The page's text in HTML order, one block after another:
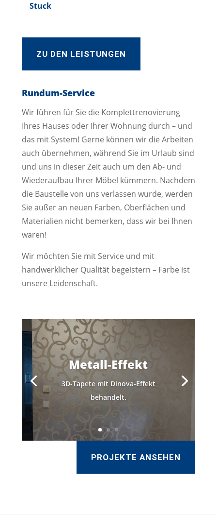
Stuck
ZU DEN LEISTUNGEN
Rundum-Service
Wir führen für Sie die Komplettrenovierung
Ihres Hauses oder Ihrer Wohnung durch – und
das mit System! Gerne können wir die Arbeiten
auch übernehmen, während Sie im Urlaub sind
und uns in dieser Zeit auch um den Ab- und
Wiederaufbau Ihrer Möbel kümmern. Nachdem
die Baustelle von uns verlassen wurde, werden
Sie außer an neuen Farben, Oberflächen und
Materialien nicht bemerken, dass wir bei Ihnen
waren!
Wir möchten Sie mit Service und mit
handwerklicher Qualität begeistern – Farbe ist
unsere Leidenschaft.
Metall-Effekt
3D-Tapete mit Dinova-Effekt
behandelt.
PROJEKTE ANSEHEN